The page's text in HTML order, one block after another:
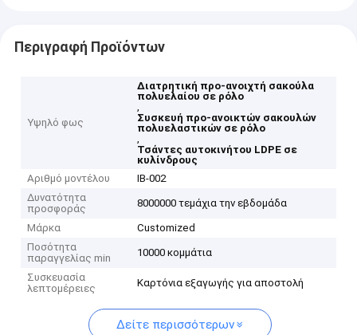
Περιγραφή Προϊόντων
Υψηλό φως
Διατρητική προ-ανοιχτή σακούλα
πολυελαίου σε ρόλο
,
Συσκευή προ-ανοικτών σακουλών
πολυελαστικών σε ρόλο
,
Τσάντες αυτοκινήτου LDPE σε
κυλίνδρους
Αριθμό μοντέλου
ΙΒ-002
Δυνατότητα
προσφοράς
8000000 τεμάχια την εβδομάδα
Μάρκα
Customized
Ποσότητα
παραγγελίας min
10000 κομμάτια
Συσκευασία
λεπτομέρειες
Καρτόνια εξαγωγής για αποστολή
Δείτε περισσότερων